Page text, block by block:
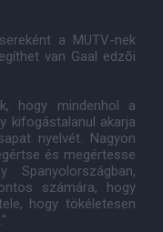
a MUTV-nek
van Gaal edzõi
hogy mindenhol a
kifogástalanul akarja
nyelvét. Nagyon
és megértesse
számára, hogy
hogy tökéletesen